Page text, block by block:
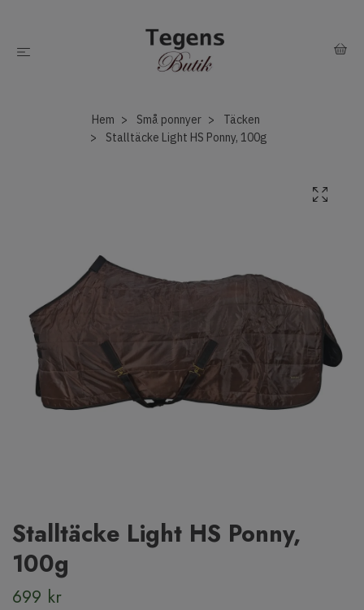
Hem Små ponnyer
Täcken
Stalltäcke Light HS Ponny, 100g
Stalltäcke Light HS Ponny,
100g
699 kr